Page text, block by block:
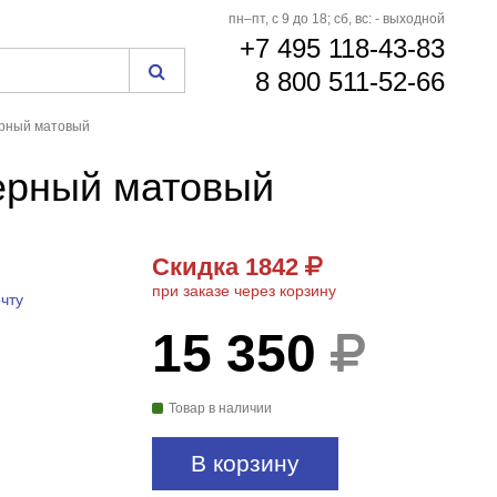
пн–пт, с 9 до 18; сб, вс: - выходной
+7 495 118-43-83
8 800 511-52-66
матовый
матовый
− 1842₽
ЧЕРЕЗ КОРЗИНУ
Скидка 1842
при заказе через корзину
15 350
Товар в наличии
В корзину